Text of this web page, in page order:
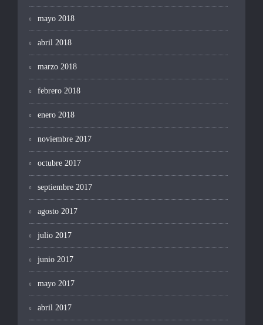
mayo 2018
abril 2018
marzo 2018
febrero 2018
enero 2018
noviembre 2017
octubre 2017
septiembre 2017
agosto 2017
julio 2017
junio 2017
mayo 2017
abril 2017